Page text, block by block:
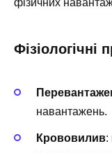
фізичних
Фізіологічні
навантажень.
Крововилив: